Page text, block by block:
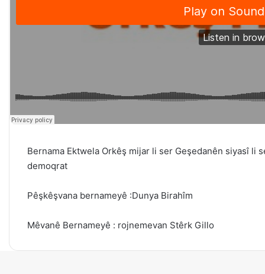
Bernama Ektwela Orkêş mijar li ser Geşedanên siyasî li
demoqrat
Pêşkêşvana bernameyê :Dunya Birahîm
Mêvanê Bernameyê : rojnemevan Stêrk Gillo